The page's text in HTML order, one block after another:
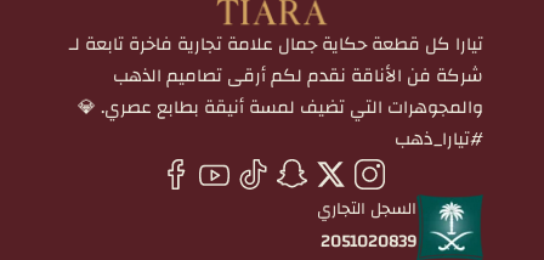
تيارا كل قطعة حكاية جمال علامة تجارية فاخرة تابعة لـ
شركة فن الأناقة نقدم لكم أرقى تصاميم الذهب
والمجوهرات التي تضيف لمسة أنيقة بطابع عصري. 💎
#تيارا_ذهب
السجل التجاري
2051020839